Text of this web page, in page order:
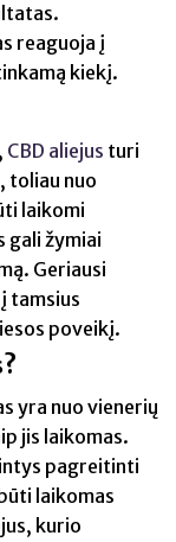
reaguoja į
kiekį.
CBD aliejus turi
toliau nuo
laikomi
gali žymiai
Geriausi
tamsius
poveikį.
yra nuo vienerių
jis laikomas.
pagreitinti
laikomas
kurio